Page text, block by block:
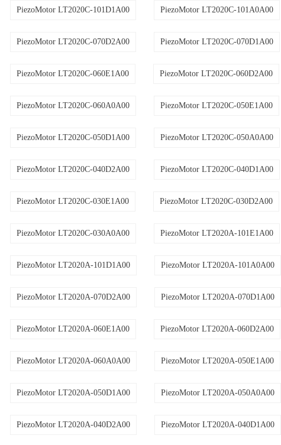
PiezoMotor LT2020C-101D1A00 PiezoMotor LT2020C-101A0A00
PiezoMotor LT2020C-070D2A00 PiezoMotor LT2020C-070D1A00
PiezoMotor LT2020C-060E1A00 PiezoMotor LT2020C-060D2A00
PiezoMotor LT2020C-060A0A00 PiezoMotor LT2020C-050E1A00
PiezoMotor LT2020C-050D1A00 PiezoMotor LT2020C-050A0A00
PiezoMotor LT2020C-040D2A00 PiezoMotor LT2020C-040D1A00
PiezoMotor LT2020C-030E1A00 PiezoMotor LT2020C-030D2A00
PiezoMotor LT2020C-030A0A00 PiezoMotor LT2020A-101E1A00
PiezoMotor LT2020A-101D1A00 PiezoMotor LT2020A-101A0A00
PiezoMotor LT2020A-070D2A00 PiezoMotor LT2020A-070D1A00
PiezoMotor LT2020A-060E1A00 PiezoMotor LT2020A-060D2A00
PiezoMotor LT2020A-060A0A00 PiezoMotor LT2020A-050E1A00
PiezoMotor LT2020A-050D1A00 PiezoMotor LT2020A-050A0A00
PiezoMotor LT2020A-040D2A00 PiezoMotor LT2020A-040D1A00